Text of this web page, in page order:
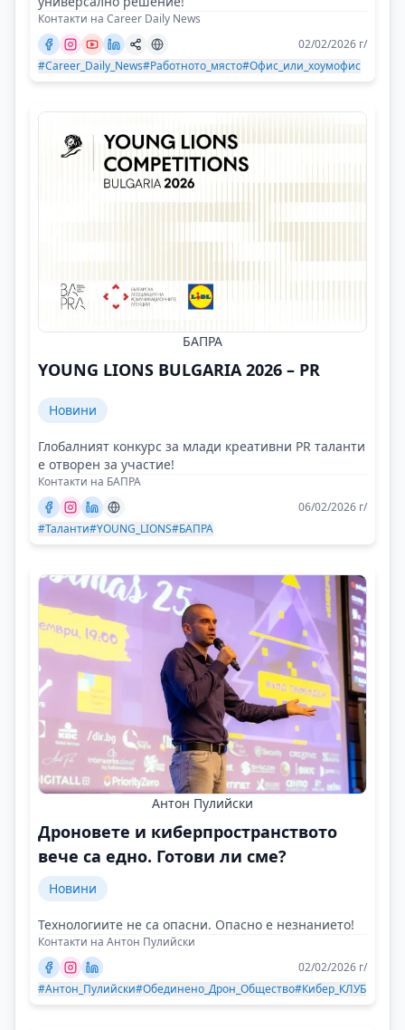
Контакти на Career Daily News
02/02/2026 г/
#Career_Daily_News#Работното_място#Офис_или_хоумофис
БАПРА
YOUNG LIONS BULGARIA 2026 – PR
Новини
Глобалният конкурс за млади креативни PR таланти
е отворен за участие!
Контакти на БАПРА
06/02/2026 г/
#Таланти#YOUNG_LIONS#БАПРА
Антон Пулийски
Дроновете и киберпространството
вече са едно. Готови ли сме?
Новини
Технологиите не са опасни. Опасно е незнанието!
Контакти на Антон Пулийски
02/02/2026 г/
#Антон_Пулийски#Обединено_Дрон_Общество#Кибер_КЛУБ